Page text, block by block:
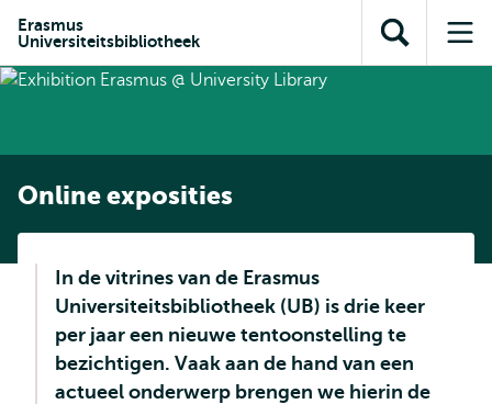
inhoud
gaan
gaan
Direct naar
subnavigatie
Erasmus
Universiteitsbibliotheek
Toon
zoekveld
Online exposities
In de vitrines van de Erasmus
Universiteitsbibliotheek (UB) is drie keer
per jaar een nieuwe tentoonstelling te
bezichtigen. Vaak aan de hand van een
actueel onderwerp brengen we hierin de